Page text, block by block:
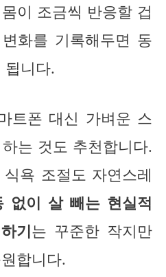
이 조금씩 반응할 겁
화를 기록해두면 동
됩니다.
트폰 대신 가벼운 스
는 것도 추천합니다.
욕 조절도 자연스레
없이 살 빼는 현실적
기는 꾸준한 작지만
합니다.